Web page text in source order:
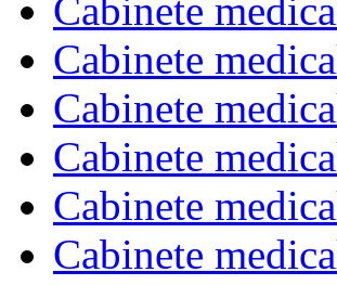
Cabinete
Cabinete
Cabinete
Cabinete
Cabinete
Cabinete